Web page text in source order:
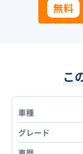
無料
こ
車種
グレード